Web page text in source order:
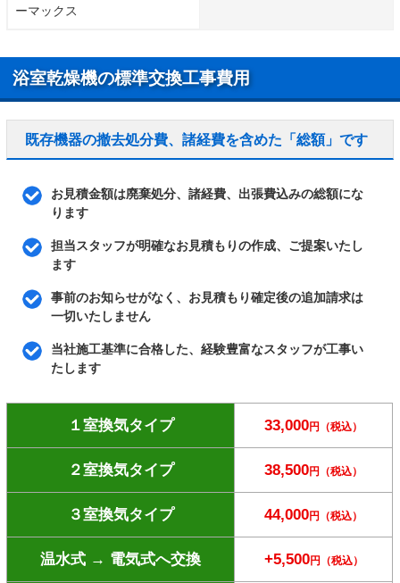
ーマックス
浴室乾燥機の標準交換工事費用
既存機器の撤去処分費、諸経費を含めた「総額」です
お見積金額は廃棄処分、諸経費、出張費込みの総額にな
ります
担当スタッフが明確なお見積もりの作成、ご提案いたし
ます
事前のお知らせがなく、お見積もり確定後の追加請求は
一切いたしません
当社施工基準に合格した、経験豊富なスタッフが工事い
たします
１室換気タイプ 33,000円（税込）
２室換気タイプ 38,500円（税込）
３室換気タイプ 44,000円（税込）
温水式 → 電気式へ交換 +5,500円（税込）